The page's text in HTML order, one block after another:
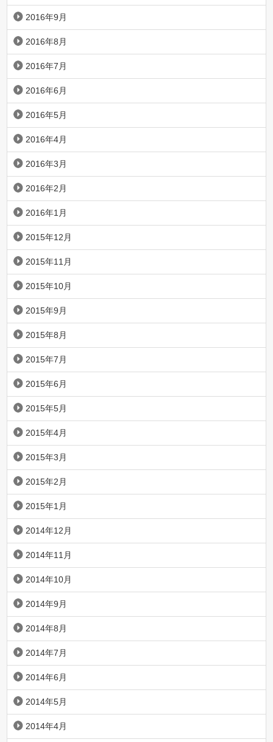
2016年9月
2016年8月
2016年7月
2016年6月
2016年5月
2016年4月
2016年3月
2016年2月
2016年1月
2015年12月
2015年11月
2015年10月
2015年9月
2015年8月
2015年7月
2015年6月
2015年5月
2015年4月
2015年3月
2015年2月
2015年1月
2014年12月
2014年11月
2014年10月
2014年9月
2014年8月
2014年7月
2014年6月
2014年5月
2014年4月